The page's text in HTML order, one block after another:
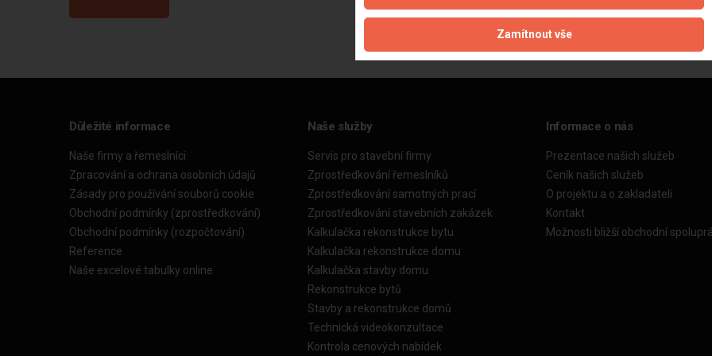
Důležité informace
Naše firmy a řemeslníci
Zpracování a ochrana osobních údajů
Zásady pro používání souborů cookie
Obchodní podmínky (zprostředkování)
Obchodní podmínky (rozpočtování)
Reference
Naše excelové tabulky online
Naše služby
Servis pro stavební firmy
Zprostředkování řemeslníků
Zprostředkování samotných prací
Zprostředkování stavebních zakázek
Kalkulačka rekonstrukce bytu
Kalkulačka rekonstrukce domu
Kalkulačka stavby domu
Rekonstrukce bytů
Stavby a rekonstrukce domů
Technická videokonzultace
Kontrola cenových nabídek
Informace o nás
Prezentace našich služeb
Ceník našich služeb
O projektu a o zakladateli
Kontakt
Možnosti bližší obchodní
Zamítnout vše